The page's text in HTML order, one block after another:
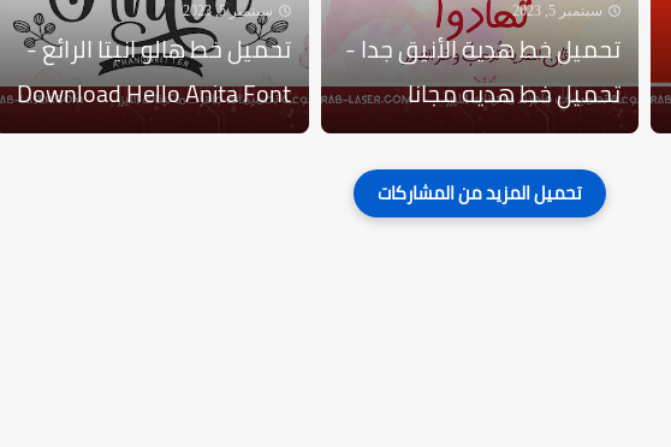
سبتمبر 5, 2023
تحميل خط هدية الأنيق جدا -
تحميل خط هديه مجانا
سبتمبر 5, 2023
تحميل خط هالو انيتا الرائع -
Download Hello Anita Font